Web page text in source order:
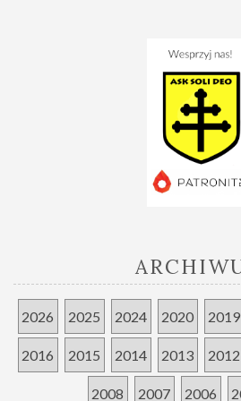
gazety "Niecodziennik" Oni -
opowiedzą o życiu w małżeństwie
rozpoznać prawdziwą miłość
Konferencja odbędzie się wAuli I
20 maja, godz.
Po cyklu naszych konferencji, jak
wspólne świętowanie. ;)
2026 2025 2024 2020 2019
2016 2015 2014 2013 2012
2008 2007 2006